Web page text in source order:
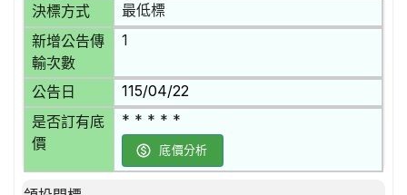
決標方式 最低標
新增公告傳
輸次數
1
公告日 115/04/22
是否訂有底
價
* * * * *
底價分析